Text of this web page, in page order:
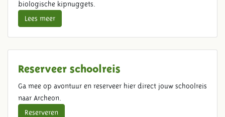
biologische kipnuggets.
Lees meer
Reserveer schoolreis
Ga mee op avontuur en reserveer hier direct jouw schoolreis
naar Archeon.
Reserveren